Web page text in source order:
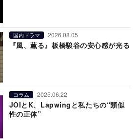
国内ドラマ 2026.08.05
『風、薫る』板橋駿谷の安心感が光る
コラム 2025.06.22
JOIとK、Lapwingと私たちの“類似
性の正体”